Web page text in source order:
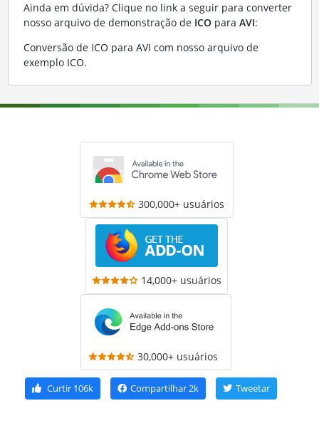
Ainda em dúvida? Clique no link a seguir para converter
nosso arquivo de demonstração de ICOpara AVI:
Conversão de ICO para AVI com nosso arquivo de
exemplo ICO.
300,000+ usuários
14,000+ usuários
30,000+ usuários
Curtir 106k Compartilhar2k Tweetar